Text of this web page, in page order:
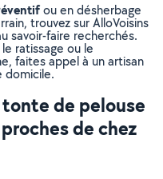
ou en désherbage
trouvez sur AlloVoisins
savoir-faire recherchés.
ratissage ou le
faites appel à un artisan
domicile.
de pelouse
de chez